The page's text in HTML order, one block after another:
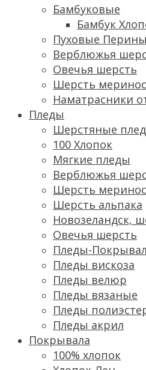
Бамбуковые
Бамбук
Пуховые Перины
Верблюжья
Овечья шерсть
Шерсть
Наматрасники
Пледы
Шерстяные
100 Хлопок
Мягкие пледы
Верблюжья
Шерсть
Шерсть альпака
Новозеландск,
Овечья шерсть
Пледы-
Пледы вискоза
Пледы велюр
Пледы вязаные
Пледы
Пледы акрил
Покрывала
100% хлопок